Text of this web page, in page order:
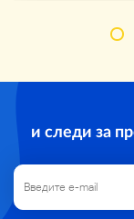
Детали
и следи за